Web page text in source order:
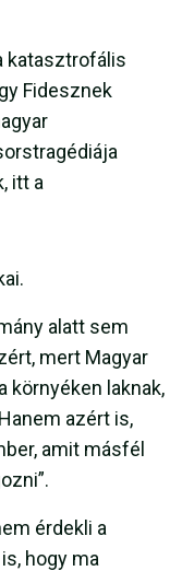
katasztrofális
Fidesznek
itt a
alatt sem
mert Magyar
környéken laknak,
azért is,
amit másfél
érdekli a
hogy ma